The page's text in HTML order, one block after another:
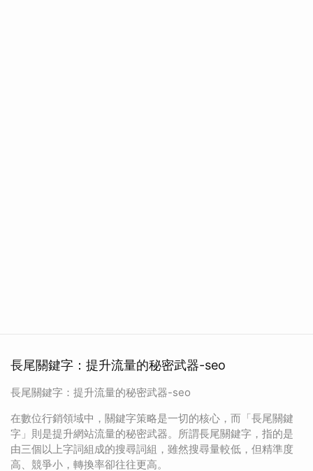
長尾關鍵字：提升流量的秘密武器-seo
長尾關鍵字：提升流量的秘密武器-seo
在數位行銷領域中，關鍵字策略是一切的核心，而「長尾關鍵
字」則是提升網站流量的秘密武器。所謂長尾關鍵字，指的是
由三個以上字詞組成的搜尋詞組，雖然搜尋量較低，但精準度
高、競爭小，轉換率卻往往更高。